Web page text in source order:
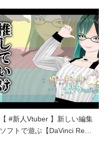
【 #新人Vtuber 】新しい編集
ソフトで遊ぶ【DaVinci Re…